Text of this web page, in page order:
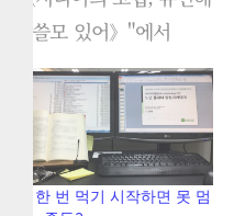
야 쓸모 있어》"에서
93. 한 번 먹기 시작하면 못 멈